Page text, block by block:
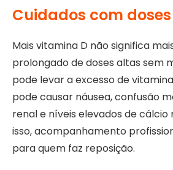
Cuidados com
Mais vitamina D não significa
prolongado de doses altas sem
pode levar a excesso de
pode causar náusea, confusão
renal e níveis elevados de cálcio
isso, acompanhamento
para quem faz reposição.